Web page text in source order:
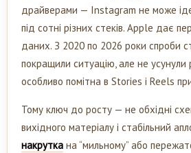
драйверами — Instagram не може
під сотні різних стеків. Apple дає
даних. З 2020 по 2026 роки спроби
покращили ситуацію, але не усунули
особливо помітна в Stories і Reels
Тому ключ до росту — не обхідні
вихідного матеріалу і стабільний
накрутка на “мильному” або